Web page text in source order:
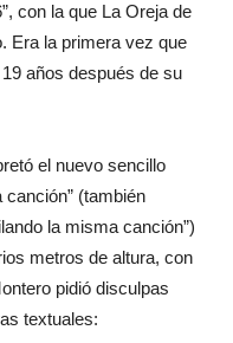
con la que La Oreja de
Era la primera vez que
años después de su
el nuevo sencillo
(también
la misma canción”)
metros de altura, con
pidió disculpas
textuales: